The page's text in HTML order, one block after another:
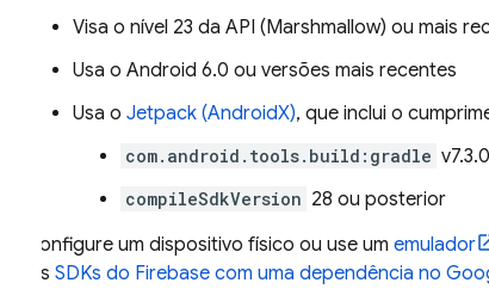
Visa o nível 23 da API (Marshmallow) ou mais
Usa o Android 6.0 ou versões mais recentes
Usa o Jetpack (AndroidX), que inclui o
com.android.tools.build:gradle
compileSdkVersion 28 ou posterior
Configure um dispositivo físico ou use um emulador
Os SDKs do Firebase com uma dependência no